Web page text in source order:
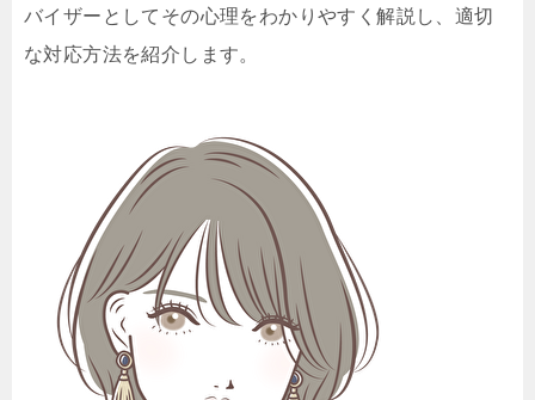
バイザーとしてその心理をわかりやすく解説し、適切
な対応方法を紹介します。